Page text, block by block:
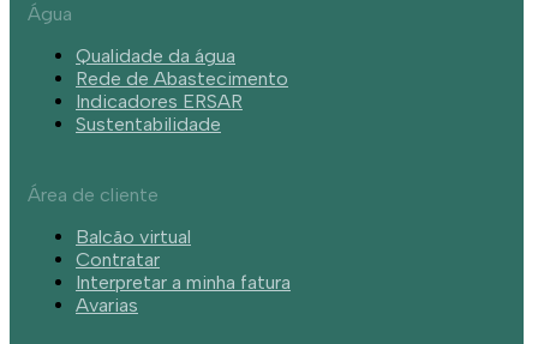
Água
Qualidade da água
Rede de Abastecimento
Indicadores ERSAR
Sustentabilidade
Área de cliente
Balcão virtual
Contratar
Interpretar a minha fatura
Avarias